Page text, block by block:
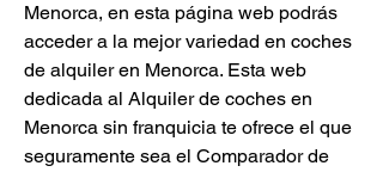
Menorca, en esta página web podrás
acceder a la mejor variedad en coches
de alquiler en Menorca. Esta web
dedicada al Alquiler de coches en
Menorca sin franquicia te ofrece el que
seguramente sea el Comparador de